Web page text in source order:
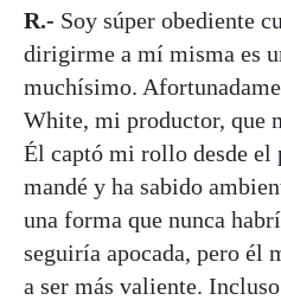
R.- Soy súper obediente
dirigirme a mí misma es
muchísimo.
White, mi productor, que
Él captó mi rollo desde el
mandé y ha sabido
una forma que nunca
seguiría apocada, pero él
a ser más valiente.